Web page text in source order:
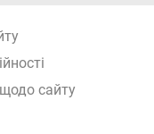
сайту